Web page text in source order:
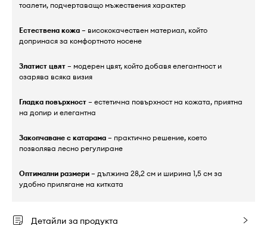
тоалети, подчертаващо мъжествения характер
Естествена кожа – висококачествен материал, който
допринася за комфортното носене
Златист цвят – модерен цвят, който добавя елегантност и
озарява всяка визия
Гладка повърхност – естетична повърхност на кожата, приятна
на допир и елегантна
Закопчаване с катарама – практично решение, което
позволява лесно регулиране
Оптимални размери – дължина 28,2 см и ширина 1,5 см за
удобно прилягане на китката
Детайли за продукта